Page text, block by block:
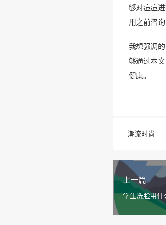
够对痘痘
用之前咨
我想强调
够通过本
健康。
潮流时尚
上一篇
学生洗脸用
比高的必备！